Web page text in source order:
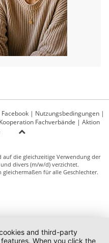
| Nutzungsbedingungen |
Kooperation Fachverbände | Aktion
auf die gleichzeitige Verwendung der
divers (m/w/d) verzichtet.
für alle Geschlechter.
and third-party
When you click the